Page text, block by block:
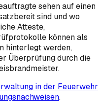
sehen auf einen
sind und wo
Atteste,
können als
hinterlegt werden,
Überprüfung durch die
in der Feuerwehr
.